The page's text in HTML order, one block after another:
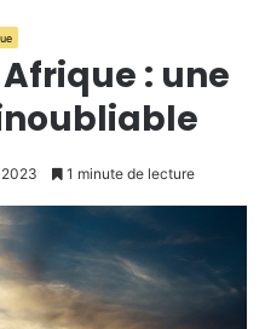
: une
1 minute de lecture